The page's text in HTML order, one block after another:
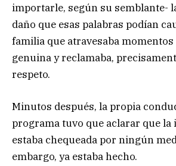
importarle, según su semblante-
daño que esas palabras podían
familia que atravesaba
genuina y reclamaba,
respeto.
Minutos después, la propia
programa tuvo que aclarar que
estaba chequeada por ningún
embargo, ya estaba hecho.